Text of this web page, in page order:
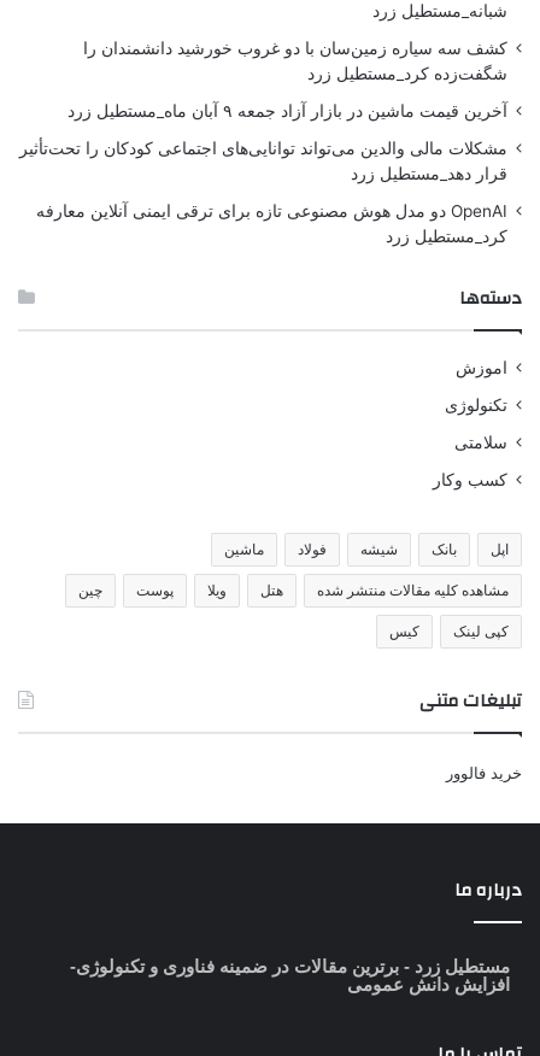
شبانه_مستطیل زرد
کشف سه سیاره زمین‌سان با دو غروب خورشید دانشمندان را
شگفت‌زده کرد_مستطیل زرد
آخرین قیمت ماشین در بازار آزاد جمعه ۹ آبان ماه_مستطیل زرد
مشکلات مالی والدین می‌تواند توانایی‌های اجتماعی کودکان را تحت‌تأثیر
قرار دهد_مستطیل زرد
OpenAI دو مدل هوش مصنوعی تازه برای ترقی ایمنی آنلاین معارفه
کرد_مستطیل زرد
دسته‌ها
اموزش
تکنولوژی
سلامتی
کسب وکار
اپل بانک شیشه فولاد ماشین
مشاهده کلیه مقالات منتشر شده هتل ویلا پوست چین
کپی لینک کیس
تبلیغات متنی
خرید فالوور
درباره ما
مستطیل زرد - برترین مقالات در ضمینه فناوری و تکنولوژی-
افزایش دانش عمومی